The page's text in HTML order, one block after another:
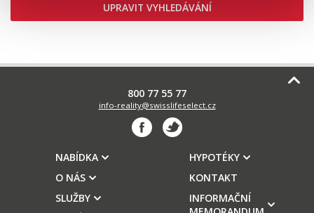
UPRAVIT VYHLEDÁVÁNÍ
800 77 55 77
info-reality@swisslifeselect.cz
NABÍDKA
O NÁS
SLUŽBY
HYPOTÉKY
KONTAKT
INFORMAČNÍ